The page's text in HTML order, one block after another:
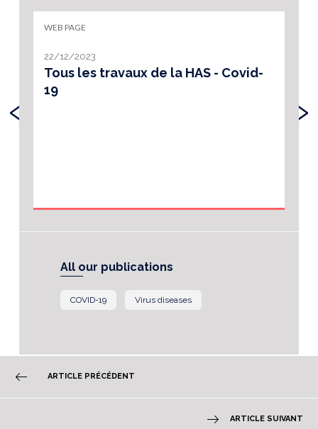
WEB PAGE
22/12/2023
Tous les travaux de la HAS - Covid-
19
‹ ›
All our publications
COVID-19 Virus diseases
ARTICLE PRÉCÉDENT
ARTICLE SUIVANT